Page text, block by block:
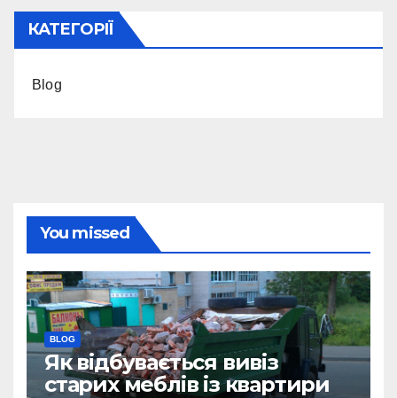
КАТЕГОРІЇ
Blog
You missed
BLOG
Як відбувається вивіз
старих меблів із квартири